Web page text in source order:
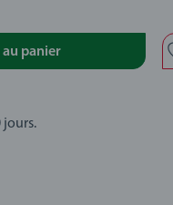
panier
jours.